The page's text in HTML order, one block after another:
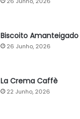
Biscoito Amanteigado
26 Junho, 2026
La Crema Caffè
22 Junho, 2026